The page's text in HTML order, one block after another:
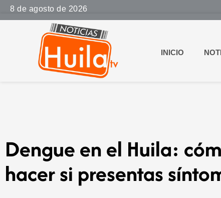
8 de agosto de 2026
INICIO
Dengue en el Huila:
hacer si presentas